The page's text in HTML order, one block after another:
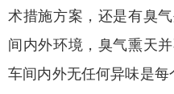
术措施方案，还是有臭
间内外环境，臭气熏天
车间内外无任何异味是